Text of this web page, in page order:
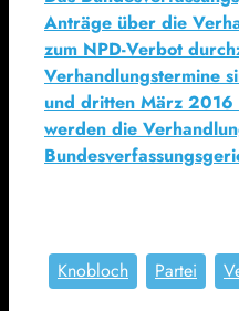
Anträge über die
zum NPD-Verbot
Verhandlungstermine
und dritten März
werden die
Knobloch Partei